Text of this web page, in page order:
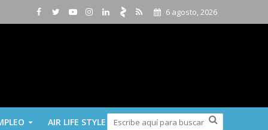
6 agosto, 2026
AIR LIFE STYLE